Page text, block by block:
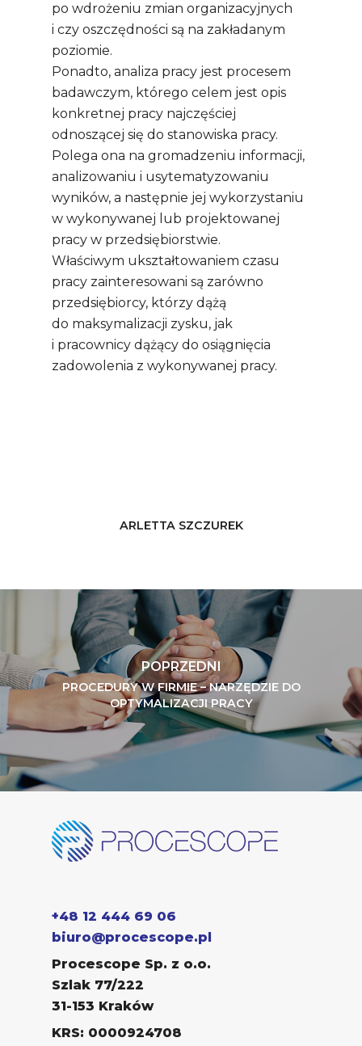
po wdrożeniu zmian organizacyjnych
i czy oszczędności są na zakładanym
poziomie.
Ponadto, analiza pracy jest procesem
badawczym, którego celem jest opis
konkretnej pracy najczęściej
odnoszącej się do stanowiska pracy.
Polega ona na gromadzeniu informacji,
analizowaniu i usytematyzowaniu
wyników, a następnie jej wykorzystaniu
w wykonywanej lub projektowanej
pracy w przedsiębiorstwie.
Właściwym ukształtowaniem czasu
pracy zainteresowani są zarówno
przedsiębiorcy, którzy dążą
do maksymalizacji zysku, jak
i pracownicy dążący do osiągnięcia
zadowolenia z wykonywanej pracy.
ARLETTA SZCZUREK
POPRZEDNI
PROCEDURY W FIRMIE – NARZĘDZIE DO
OPTYMALIZACJI PRACY
+48 12 444 69 06
biuro@procescope.pl
Procescope Sp. z o.o.
Szlak 77/222
31-153 Kraków
KRS: 0000924708